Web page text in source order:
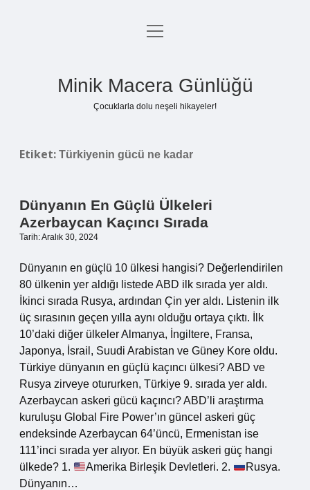
Anasayfa
menüyü
Minik Macera Günlüğü
Çocuklarla dolu neşeli hikayeler!
Etiket: Türkiyenin gücü ne kadar
Dünyanın En Güçlü Ülkeleri
Azerbaycan Kaçıncı Sırada
Tarih: Aralık 30, 2024
Dünyanın en güçlü 10 ülkesi hangisi? Değerlendirilen
80 ülkenin yer aldığı listede ABD ilk sırada yer aldı.
İkinci sırada Rusya, ardından Çin yer aldı. Listenin ilk
üç sırasının geçen yılla aynı olduğu ortaya çıktı. İlk
10’daki diğer ülkeler Almanya, İngiltere, Fransa,
Japonya, İsrail, Suudi Arabistan ve Güney Kore oldu.
Türkiye dünyanın en güçlü kaçıncı ülkesi? ABD ve
Rusya zirveye otururken, Türkiye 9. sırada yer aldı.
Azerbaycan askeri gücü kaçıncı? ABD’li araştırma
kuruluşu Global Fire Power’ın güncel askeri güç
endeksinde Azerbaycan 64’üncü, Ermenistan ise
111’inci sırada yer alıyor. En büyük askeri güç hangi
ülkede? 1.
Amerika Birleşik Devletleri. 2.
Rusya.
Dünyanın…